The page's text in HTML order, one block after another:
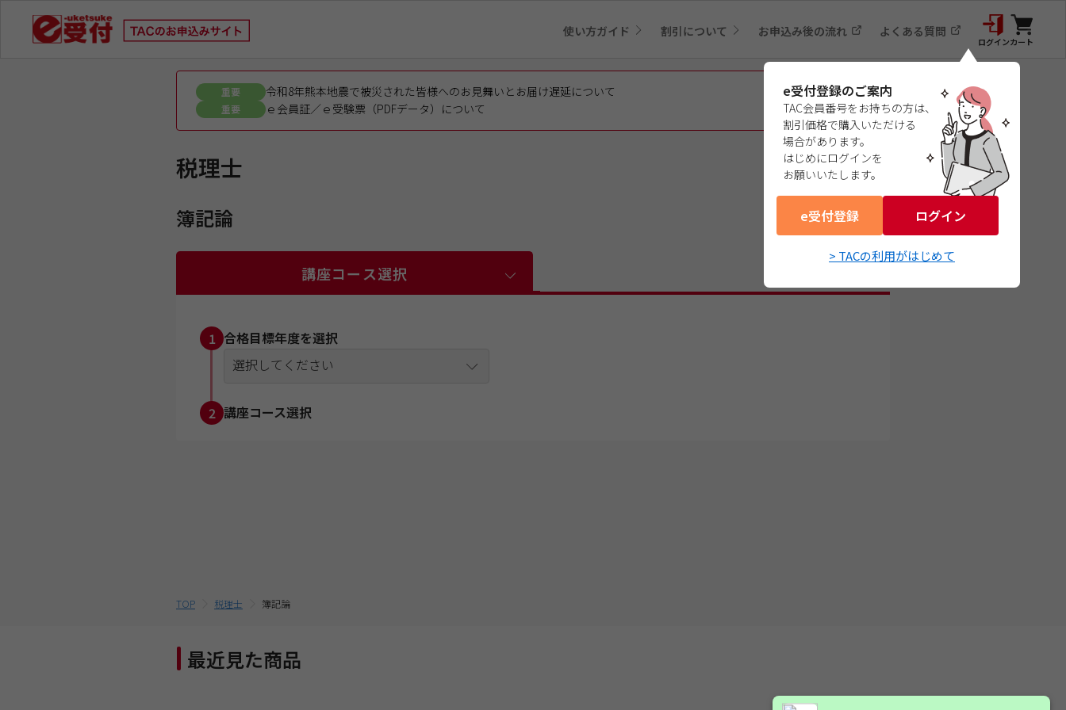
使い方ガイド 割引について お申込み後の流れ よくある質問
ログイン
e受付登録のご案内
TAC会員番号をお持ちの方は、
割引価格で購入いただける
場合があります。
はじめにログインを
お願いいたします。
e受付登録 ログイン
> TACの利用がはじめて
カート
重要 令和8年熊本地震で被災された皆様へのお見舞いとお届け遅延について
重要 ｅ会員証／ｅ受験票（PDFデータ）について
税理士
簿記論
講座コース選択
1 合格目標年度を選択
選択してください
2 講座コース選択
TOP 税理士 簿記論
最近見た商品